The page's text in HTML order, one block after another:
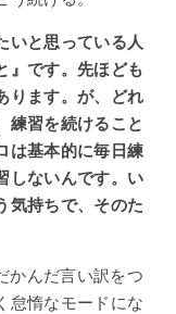
いと思っている人
』です。先ほども
ります。が、どれ
練習を続けること
は基本的に毎日練
しないんです。い
気持ちで、そのた
かんだ言い訳をつ
怠惰なモードにな